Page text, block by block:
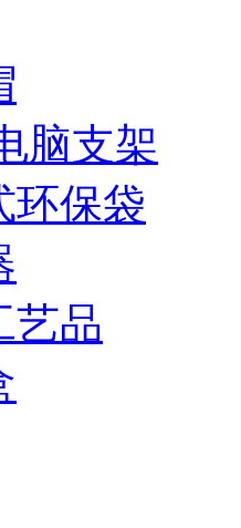
脑支架
环保袋
艺品